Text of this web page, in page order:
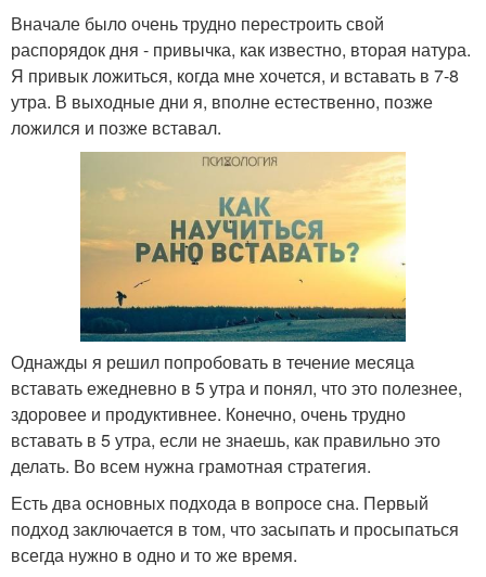
Вначале было очень трудно перестроить свой
распорядок дня - привычка, как известно, вторая натура.
Я привык ложиться, когда мне хочется, и вставать в 7-8
утра. В выходные дни я, вполне естественно, позже
ложился и позже вставал.
Однажды я решил попробовать в течение месяца
вставать ежедневно в 5 утра и понял, что это полезнее,
здоровее и продуктивнее. Конечно, очень трудно
вставать в 5 утра, если не знаешь, как правильно это
делать. Во всем нужна грамотная стратегия.
Есть два основных подхода в вопросе сна. Первый
подход заключается в том, что засыпать и просыпаться
всегда нужно в одно и то же время.